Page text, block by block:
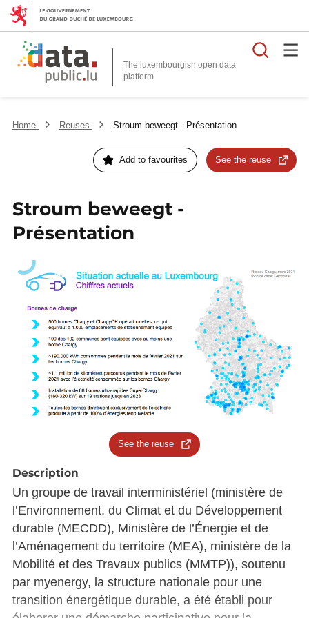
The luxembourgish open data
platform
Home Reuses Stroum beweegt - Présentation
Add to favourites See the reuse
Stroum beweegt -
Présentation
See the reuse
Description
Un groupe de travail interministériel (ministère de
l’Environnement, du Climat et du Développement
durable (MECDD), Ministère de l’Énergie et de
l’Aménagement du territoire (MEA), ministère de la
Mobilité et des Travaux publics (MMTP)), soutenu
par myenergy, la structure nationale pour une
transition énergétique durable, a été établi pour